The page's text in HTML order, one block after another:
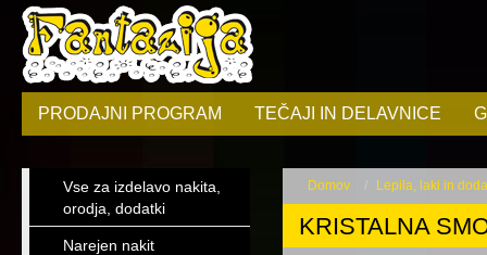
PRODAJNI PROGRAM TEČAJI IN DELAVNICE
Vse za izdelavo nakita,
orodja, dodatki
Narejen nakit
Domov Lepila, laki in
KRISTALNA